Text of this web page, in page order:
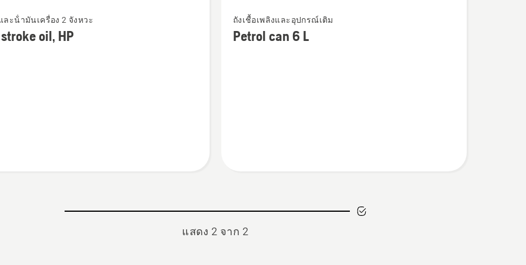
ะน้ํามันเครื่อง 2 จังหวะ
oil, HP
ราย
ละเอียด
ถังเชื้อเพลิงและอุปกรณ์เติม
Petrol can 6 L
แสดง 2 จาก 2